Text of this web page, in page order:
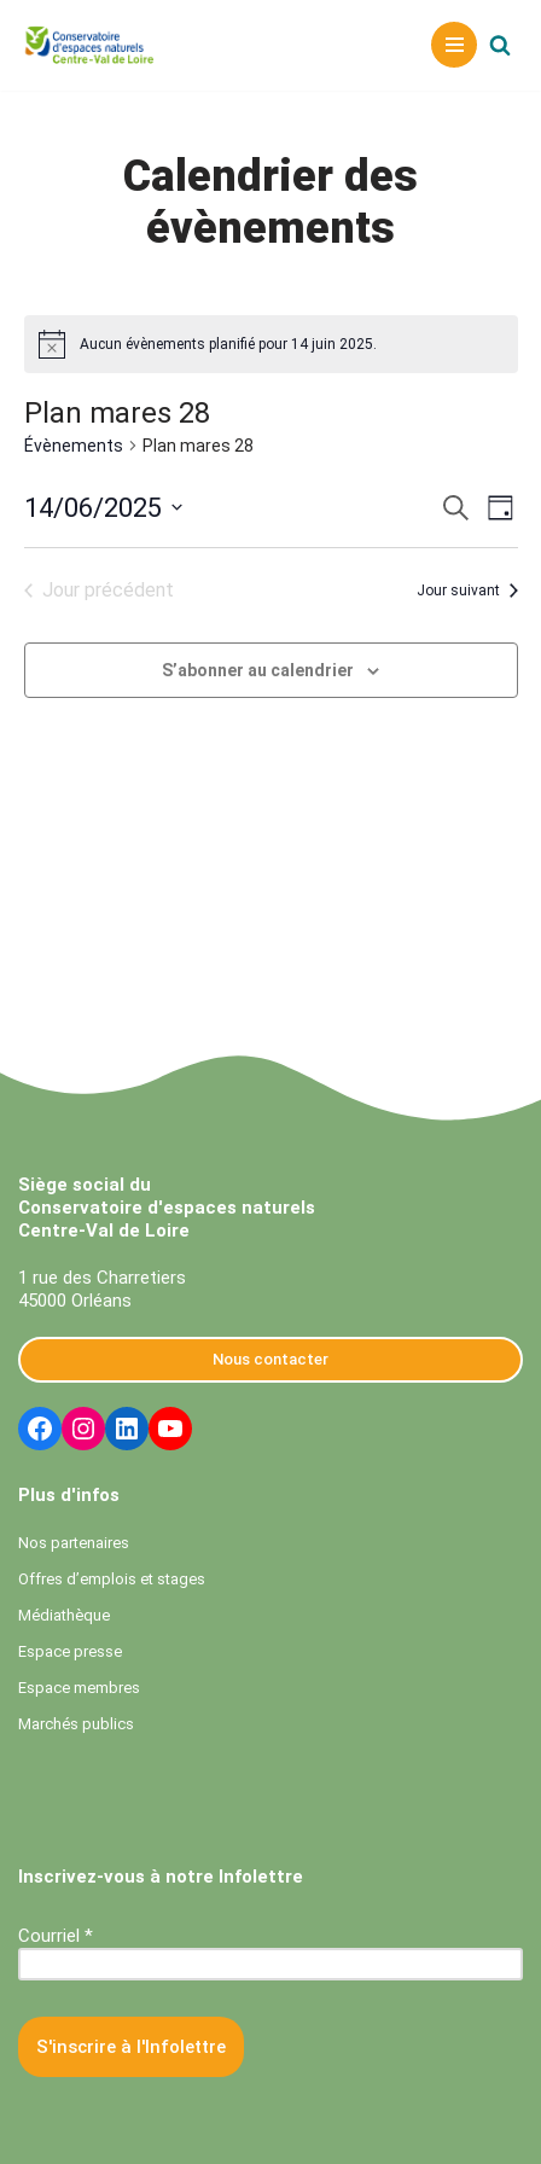
Aller
Calendrier des
évènements
Aucun évènements planifié pour 14 juin 2025.
Plan mares 28
Évènements Plan mares 28
et
de
Recherche
de
Jour
14/06/2025
date.Jour précédent Jour suivant
S’abonner au calendrier
Siège social du
Conservatoire d'espaces naturels
Centre-Val de Loire
1 rue des Charretiers
45000 Orléans
Nous contacter
Plus d'infos
Nos partenaires
Offres d’emplois et stages
Médiathèque
Espace presse
Espace membres
Marchés publics
Inscrivez-vous à notre Infolettre
Courriel *